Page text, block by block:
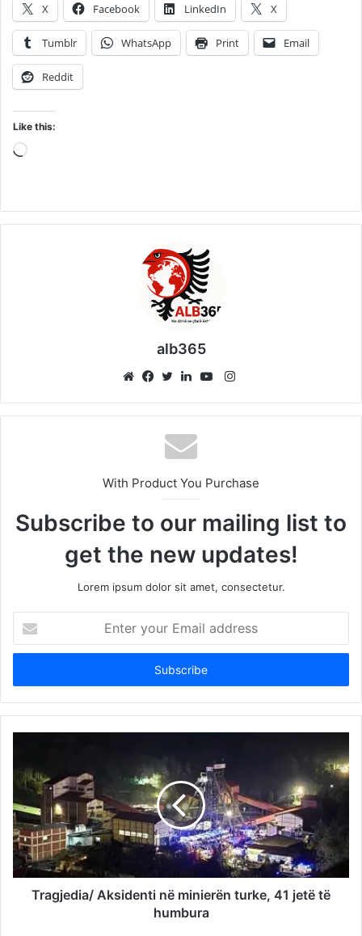
X Facebook LinkedIn X
Tumblr WhatsApp Print Email
Reddit
Like this:
Loading…
alb365
Instagram
With Product You Purchase
Subscribe to our mailing list to
get the new updates!
Lorem ipsum dolor sit amet, consectetur.
your
Email
Tragjedia/ Aksidenti në minierën turke, 41 jetë të
humbura